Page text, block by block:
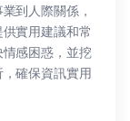
到人際關係，
實用建議和常
感困惑，並挖
確保資訊實用